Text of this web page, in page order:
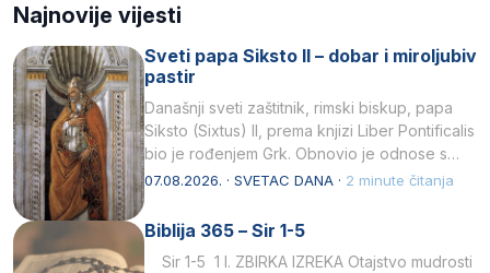
Najnovije vijesti
Sveti papa Siksto II – dobar i miroljubiv
pastir
Današnji sveti zaštitnik, rimski biskup, papa
Siksto (Sixtus) II, prema knjizi Liber Pontificalis
bio je rođenjem Grk. Obnovio je odnose s
afričkim…
07.08.2026. · SVETAC DANA · 2 minute čitanja
Biblija 365 – Sir 1-5
Sir 1-5 1 I. ZBIRKA IZREKA Otajstvo mudrosti